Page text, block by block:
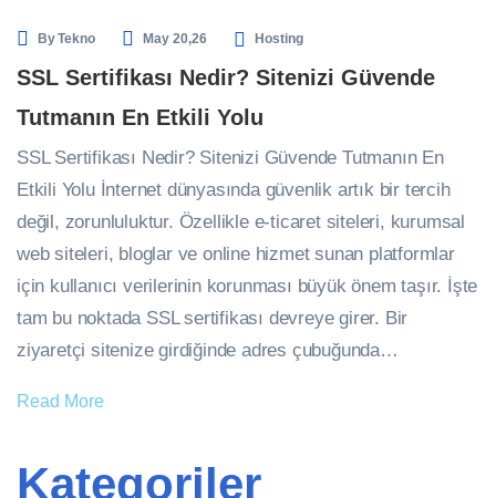
ByTekno May 20,26 Hosting
SSL Sertifikası Nedir? Sitenizi Güvende
Tutmanın En Etkili Yolu
SSL Sertifikası Nedir? Sitenizi Güvende Tutmanın En
Etkili Yolu İnternet dünyasında güvenlik artık bir tercih
değil, zorunluluktur. Özellikle e-ticaret siteleri, kurumsal
web siteleri, bloglar ve online hizmet sunan platformlar
için kullanıcı verilerinin korunması büyük önem taşır. İşte
tam bu noktada SSL sertifikası devreye girer. Bir
ziyaretçi sitenize girdiğinde adres çubuğunda…
Read More
Kategoriler